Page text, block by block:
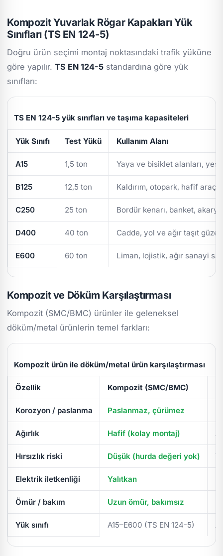
Kompozit Yuvarlak Rögar Kapakları Yük
Sınıfları (TS EN 124-5)
Doğru ürün seçimi montaj noktasındaki trafik yüküne
göre yapılır.TS EN 124-5 standardına göre yük
sınıfları:
TS EN 124-5 yük sınıfları ve taşıma kapasiteleri
Yük Sınıfı Test Yükü Kullanım Alanı
A15 1,5 ton Yaya ve bisiklet alanları,
B125 12,5 ton Kaldırım, otopark, hafif araç
C250 25 ton Bordür kenarı, banket,
D400 40 ton Cadde, yol ve ağır taşıt
E600 60 ton Liman, lojistik, ağır sanayi
Kompozit ve Döküm Karşılaştırması
Kompozit (SMC/BMC) ürünler ile geleneksel
döküm/metal ürünlerin temel farkları:
Kompozit ürün ile döküm/metal ürün karşılaştırması
Özellik Kompozit (SMC/BMC)
Korozyon / paslanma Paslanmaz, çürümez
Ağırlık Hafif (kolay montaj)
Hırsızlık riski Düşük (hurda değeri yok)
Elektrik iletkenliği Yalıtkan
Ömür / bakım Uzun ömür, bakımsız
Yük sınıfı A15–E600 (TS EN 124-5)